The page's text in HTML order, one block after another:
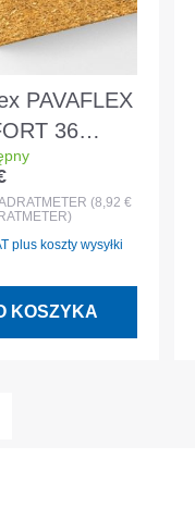
PAVAFLEX
36
(8,92 €
plus koszty wysyłki
KOSZYKA